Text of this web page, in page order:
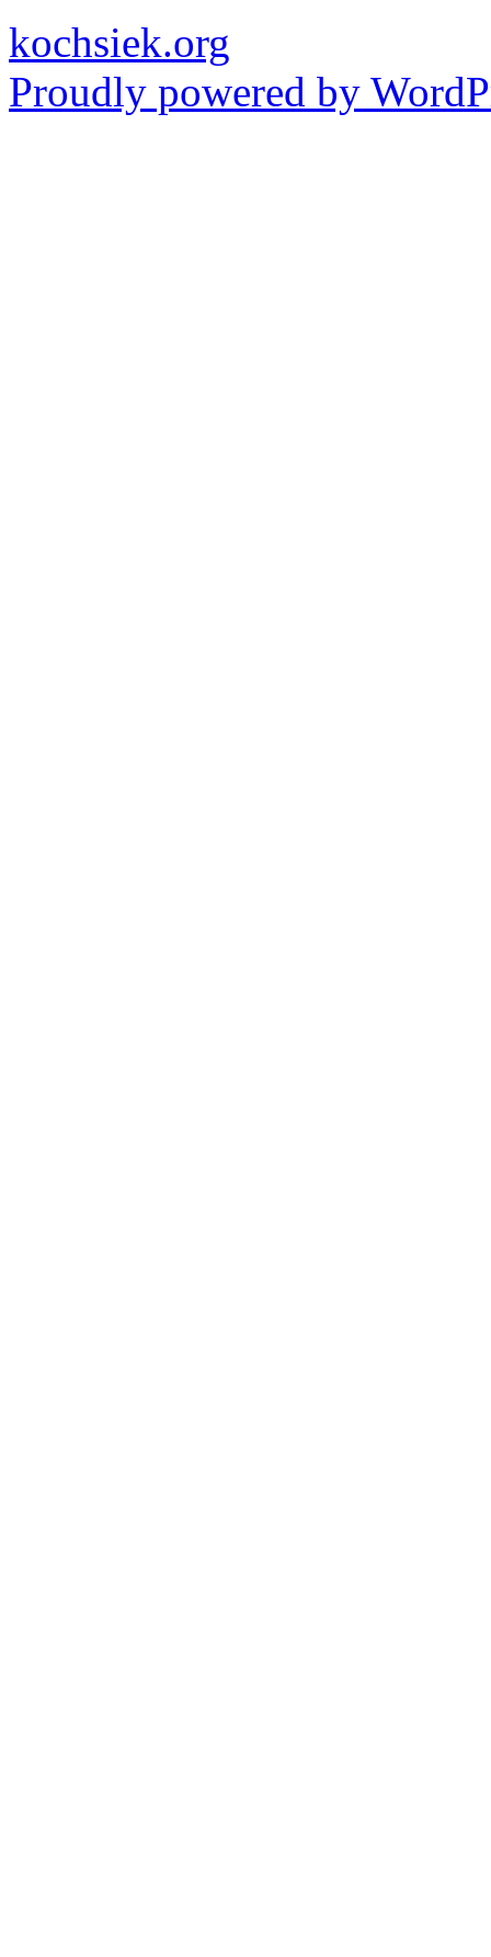
kochsiek.org
Proudly powered by